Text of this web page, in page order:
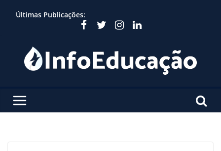
Últimas Publicações: